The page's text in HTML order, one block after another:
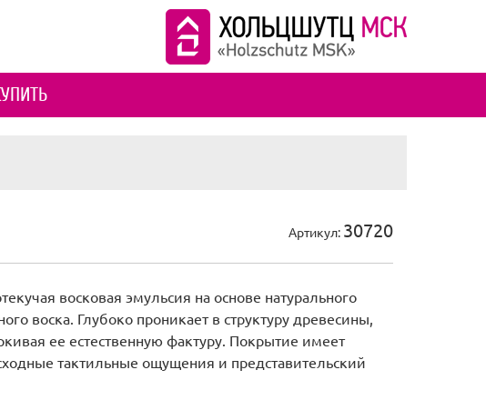
30720
восковая эмульсия на основе натурального
воска. Глубоко проникает в структуру древесины,
ее естественную фактуру. Покрытие имеет
тактильные ощущения и представительский